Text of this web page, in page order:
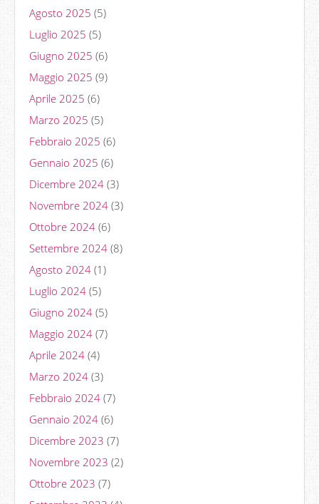
Agosto 2025 (5)
Luglio 2025 (5)
Giugno 2025 (6)
Maggio 2025 (9)
Aprile 2025 (6)
Marzo 2025 (5)
Febbraio 2025 (6)
Gennaio 2025 (6)
Dicembre 2024 (3)
Novembre 2024 (3)
Ottobre 2024 (6)
Settembre 2024 (8)
Agosto 2024 (1)
Luglio 2024 (5)
Giugno 2024 (5)
Maggio 2024 (7)
Aprile 2024 (4)
Marzo 2024 (3)
Febbraio 2024 (7)
Gennaio 2024 (6)
Dicembre 2023 (7)
Novembre 2023 (2)
Ottobre 2023 (7)